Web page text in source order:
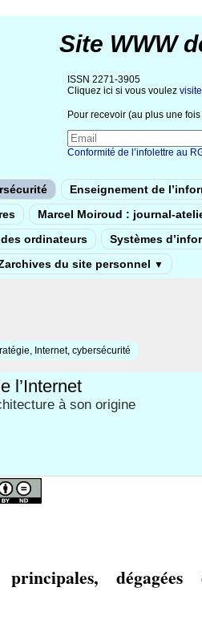
Site WWW
ISSN 2271-3905
Cliquez ici si vous voulez
Pour recevoir (au plus une
Conformité de l’infolettre au
Enseignement de
Marcel Moiroud : journal-
ordinateurs Systèmes
du site personnel ▼
Internet, cybersécurité
l’Internet
à son origine
dégagées